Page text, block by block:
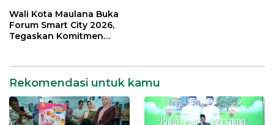
Wali Kota Maulana Buka
Forum Smart City 2026,
Tegaskan Komitmen
Rekomendasi untuk kamu